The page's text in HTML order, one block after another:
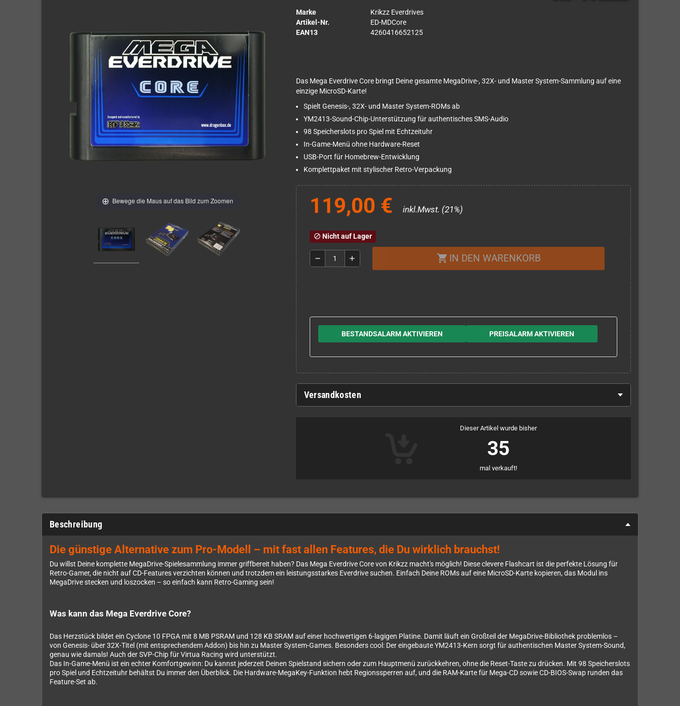
Bewege die Maus auf das Bild zum Zoomen
Marke
Krikzz Everdrives
Artikel-Nr.
ED-MDCore
EAN13
4260416652125
Das Mega Everdrive Core bringt Deine gesamte MegaDrive-, 32X- und Master System-Sammlung auf eine
einzige MicroSD-Karte!
Spielt Genesis-, 32X- und Master System-ROMs ab
YM2413-Sound-Chip-Unterstützung für authentisches SMS-Audio
98 Speicherslots pro Spiel mit Echtzeituhr
In-Game-Menü ohne Hardware-Reset
USB-Port für Homebrew-Entwicklung
Komplettpaket mit stylischer Retro-Verpackung
119,00 € inkl.Mwst. (21%)
block Nicht auf Lager
remove add shopping_cart IN DEN WARENKORB
BESTANDSALARM AKTIVIEREN PREISALARM AKTIVIEREN
Versandkosten
Dieser Artikel wurde bisher
35
mal verkauft!
Beschreibung
Die günstige Alternative zum Pro-Modell – mit fast allen Features, die Du wirklich brauchst!
Du willst Deine komplette MegaDrive-Spielesammlung immer griffbereit haben? Das Mega Everdrive Core von Krikzz macht's möglich! Diese clevere Flashcart ist die perfekte Lösung für
Retro-Gamer, die nicht auf CD-Features verzichten können und trotzdem ein leistungsstarkes Everdrive suchen. Einfach Deine ROMs auf eine MicroSD-Karte kopieren, das Modul ins
MegaDrive stecken und loszocken – so einfach kann Retro-Gaming sein!
Was kann das Mega Everdrive Core?
Das Herzstück bildet ein Cyclone 10 FPGA mit 8 MB PSRAM und 128 KB SRAM auf einer hochwertigen 6-lagigen Platine. Damit läuft ein Großteil der MegaDrive-Bibliothek problemlos –
von Genesis- über 32X-Titel (mit entsprechendem Addon) bis hin zu Master System-Games. Besonders cool: Der eingebaute YM2413-Kern sorgt für authentischen Master System-Sound,
genau wie damals! Auch der SVP-Chip für Virtua Racing wird unterstützt.
Das In-Game-Menü ist ein echter Komfortgewinn: Du kannst jederzeit Deinen Spielstand sichern oder zum Hauptmenü zurückkehren, ohne die Reset-Taste zu drücken. Mit 98 Speicherslots
pro Spiel und Echtzeituhr behältst Du immer den Überblick. Die Hardware-MegaKey-Funktion hebt Regionssperren auf, und die RAM-Karte für Mega-CD sowie CD-BIOS-Swap runden das
Feature-Set ab.